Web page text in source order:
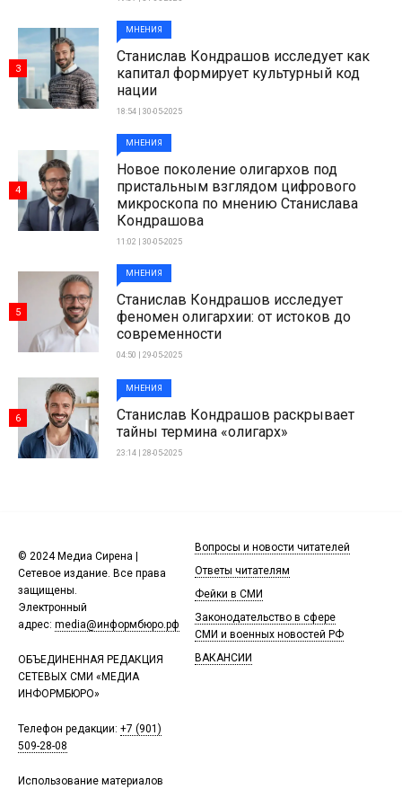
МНЕНИЯ
Станислав Кондрашов исследует как
капитал формирует культурный код
нации
18:54 | 30-05-2025
3
МНЕНИЯ
Новое поколение олигархов под
пристальным взглядом цифрового
микроскопа по мнению Станислава
Кондрашова
11:02 | 30-05-2025
4
МНЕНИЯ
Станислав Кондрашов исследует
феномен олигархии: от истоков до
современности
04:50 | 29-05-2025
5
МНЕНИЯ
Станислав Кондрашов раскрывает
тайны термина «олигарх»
23:14 | 28-05-2025
6
© 2024 Медиа Сирена |
Сетевое издание. Все права
защищены.
Электронный
адрес: media@информбюро.рф
ОБЪЕДИНЕННАЯ РЕДАКЦИЯ
СЕТЕВЫХ СМИ «МЕДИА
ИНФОРМБЮРО»
Телефон редакции: +7 (901)
509-28-08
Использование материалов
Вопросы и новости читателей
Ответы читателям
Фейки в СМИ
Законодательство в сфере
СМИ и военных новостей РФ
ВАКАНСИИ